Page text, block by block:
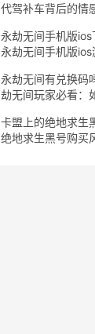
代驾补车背后的情
永劫无间手机版
永劫无间手机版
永劫无间有兑换码
劫无间玩家必看：
卡盟上的绝地求生
绝地求生黑号购买